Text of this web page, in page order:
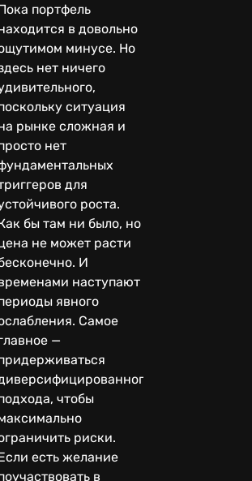
портфель
в довольно
минусе. Но
нет ничего
ситуация
рынке сложная и
нет
для
роста.
бы там ни было, но
не может расти
И
наступают
явного
Самое
—
чтобы
риски.
есть желание
в